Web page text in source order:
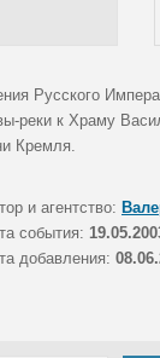
Русского
реки к Храму
Кремля.
и агентство:
события:
добавления: